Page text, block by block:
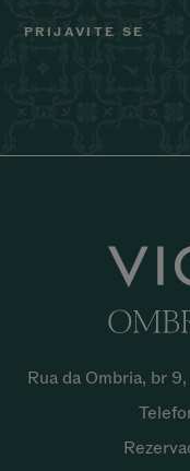
Rua da Ombria, br